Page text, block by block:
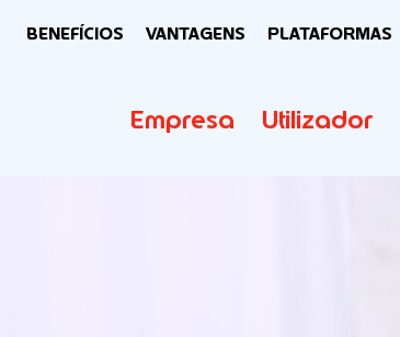
BENEFÍCIOS VANTAGENS PLATAFORMAS
Empresa Utilizador